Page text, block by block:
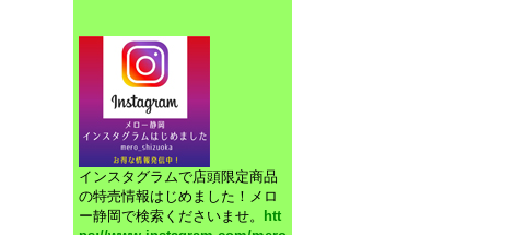
インスタグラムで店頭限定商品
の特売情報はじめました！メロ
ー静岡で検索くださいませ。
htt